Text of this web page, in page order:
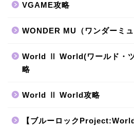
VGAME攻略
WONDER MU（ワンダーミ
World Ⅱ World(ワールド・
略
World Ⅱ World攻略
【ブルーロック